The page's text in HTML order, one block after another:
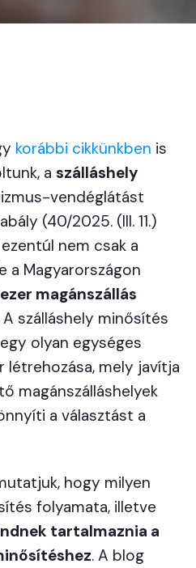
korábbi cikkünkben is
a szálláshely
vendéglátást
(40/2025. (III. 11.)
nem csak a
a Magyarországon
magánszállás
A szálláshely minősítés
olyan egységes
létrehozása, mely javítja
magánszálláshelyek
a választást a
hogy milyen
folyamata, illetve
tartalmaznia a
. A blog